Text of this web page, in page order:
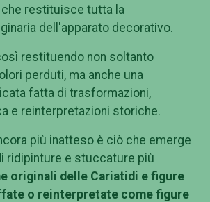
restituisce tutta la
dell'apparato decorativo.
restituendo non soltanto
perduti, ma anche una
fatta di trasformazioni,
e reinterpretazioni storiche.
più inatteso è ciò che emerge
ridipinture e stuccature più
originali delle Cariatidi e figure
o reinterpretate come figure